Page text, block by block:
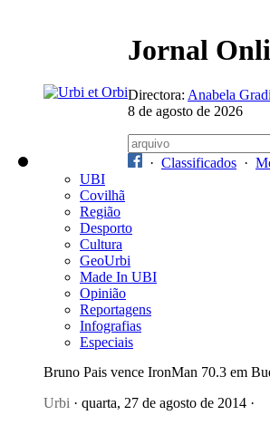
Jornal
Directora: Anabela
8 de agosto de 2026
· Classificados ·
UBI
Covilhã
Região
Desporto
Cultura
GeoUrbi
Made In UBI
Opinião
Reportagens
Infografias
Especiais
Bruno Pais vence IronMan 70.3 em
Urbi · quarta, 27 de agosto de 2014 ·